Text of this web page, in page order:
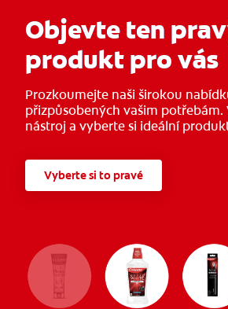
Objevte ten
produkt pro vás
Prozkoumejte naši širokou
přizpůsobených vašim potřebám.
nástroj a vyberte si ideální
Vyberte si to pravé